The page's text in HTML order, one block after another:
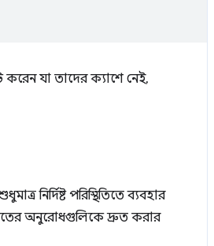
যা তাদের ক্যাশে নেই,
নির্দিষ্ট পরিস্থিতিতে ব্যবহার
অনুরোধগুলিকে দ্রুত করার